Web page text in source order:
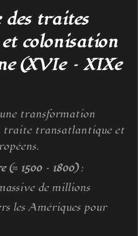
des traites
colonisation
(XVIe – XIXe
transformation
traite transatlantique et
1500 – 1800):
de millions
les Amériques pour